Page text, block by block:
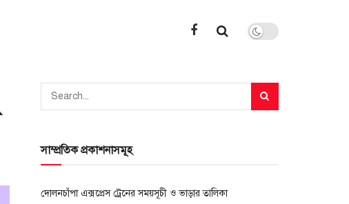
সাম্প্রতিক প্রকাশনাসমূহ
দোলনচাঁপা এক্সপ্রেস ট্রেনের সময়সূচী ও ভাড়ার তালিকা